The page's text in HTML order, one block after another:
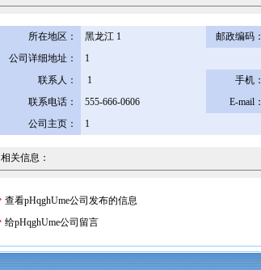
所在地区： 黑龙江 1 邮政编码：
公司详细地址：
1
联系人：
1 手机：
联系电话：
555-666-0606 E-mail：
公司主页：
1
相关信息：
查看pHqghUme公司发布的信息
给pHqghUme公司留言